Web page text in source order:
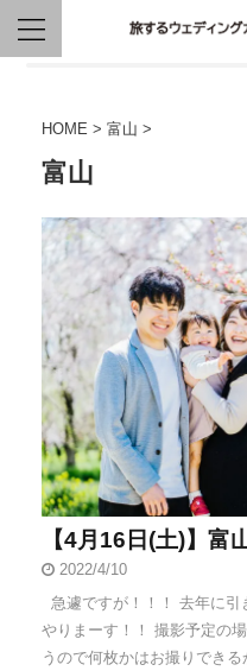
HOME > 富山 >
富山
【4月16日(土)】富
2022/4/10
急遽ですが！！！ 去年に引
やりまーす！！ 撮影予定の
うので何枚かはお撮りでき